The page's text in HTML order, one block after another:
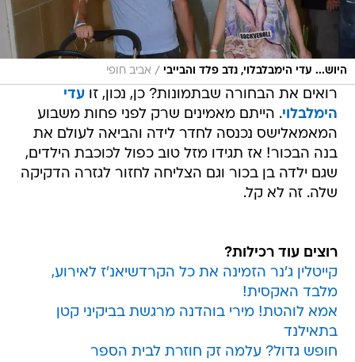
היוש... עדי הימבלבלוי, נדב פלד והבייבי / אביב חופי
רואים את הבחורה שבתמונות? כן, נכון, זועדי
הימלבלוי. הייתם מאמינים שרק לפני פחות משבוע
המאמאלישס נכנסה לחדר לידה והביאה לעולם את
בנה הבכור! אז תגידו מזל טוב כפול לכוכבת הילדים,
שגם ילדה בן בכור וגם הצליחה לחזור לגזרה הדקיקה
שלה. זה לא קל.
רוצים עוד רכילות?
קייטלין ג'נר הזמינה את כל הקרדשיאנ'ז לאירוע,
מלבד האקסית!
אמא לוהטת! מירי בוהדנה מרגשת בביקיני קטן
בתאילנד
חופש גדול? עלמה זק חוזרת לבית הספר